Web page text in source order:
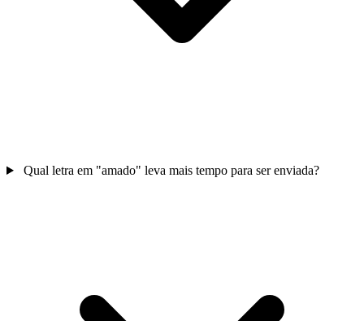
Qual letra em "amado" leva mais tempo para ser enviada?